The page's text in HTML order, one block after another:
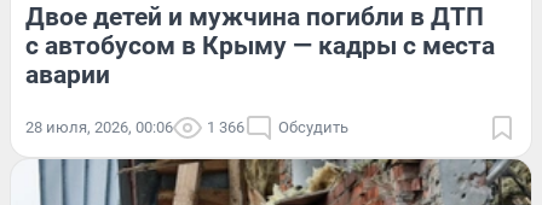
Двое детей и мужчина погибли в ДТП
с автобусом в Крыму — кадры с места
аварии
28 июля, 2026, 00:06 1 366 Обсудить